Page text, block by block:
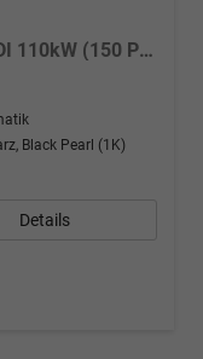
Edition MJ 2027 (Edition) 1.6 T-GDI 110kW (150 PS) 7-Gang DCT Automatikgetriebe
Black Pearl (1K)
Details